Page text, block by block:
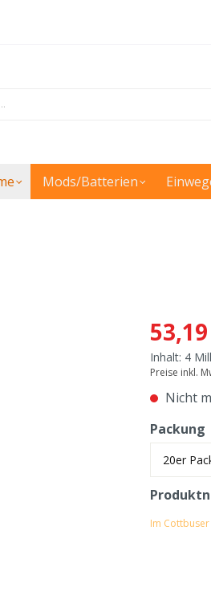
Mods/Batterien
Inhalt: 4
Preise inkl.
Nicht
Packung
Im